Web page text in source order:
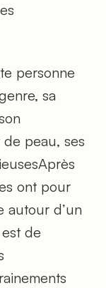
personne
sa
peau, ses
ont pour
autour d’un
de